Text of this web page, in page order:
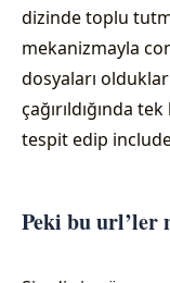
dizinde toplu
mekanizmayla
dosyaları
çağırıldığında
tespit edip include
Peki bu url’ler